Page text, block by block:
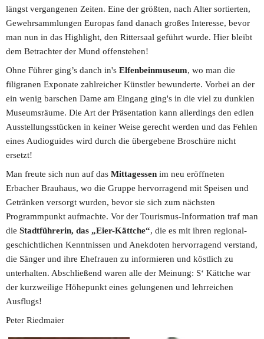
längst vergangenen Zeiten. Eine der größten, nach Alter sortierten,
Gewehrsammlungen Europas fand danach großes Interesse, bevor
man nun in das Highlight, den Rittersaal geführt wurde. Hier bleibt
dem Betrachter der Mund offenstehen!
Ohne Führer ging’s danch in's Elfenbeinmuseum, wo man die
filigranen Exponate zahlreicher Künstler bewunderte. Vorbei an der
ein wenig barschen Dame am Eingang ging's in die viel zu dunklen
Museumsräume. Die Art der Präsentation kann allerdings den edlen
Ausstellungsstücken in keiner Weise gerecht werden und das Fehlen
eines Audioguides wird durch die übergebene Broschüre nicht
ersetzt!
Man freute sich nun auf das Mittagessen im neu eröffneten
Erbacher Brauhaus, wo die Gruppe hervorragend mit Speisen und
Getränken versorgt wurden, bevor sie sich zum nächsten
Programmpunkt aufmachte. Vor der Tourismus-Information traf man
die Stadtführerin, das „Eier-Kättche“, die es mit ihren regional-
geschichtlichen Kenntnissen und Anekdoten hervorragend verstand,
die Sänger und ihre Ehefrauen zu informieren und köstlich zu
unterhalten. Abschließend waren alle der Meinung: S‘ Kättche war
der kurzweilige Höhepunkt eines gelungenen und lehrreichen
Ausflugs!
Peter Riedmaier